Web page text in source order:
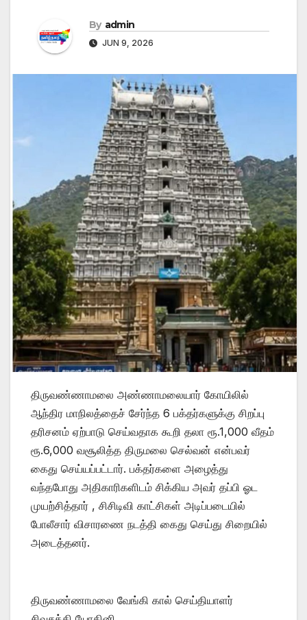
By admin
JUN 9, 2026
திருவண்ணாமலை அண்ணாமலையார் கோயிலில்
ஆந்திர மாநிலத்தைச் சேர்ந்த 6 பக்தர்களுக்கு சிறப்பு
தரிசனம் ஏற்பாடு செய்வதாக கூறி தலா ரூ.1,000 வீதம்
ரூ.6,000 வசூலித்த திருமலை செல்வன் என்பவர்
கைது செய்யப்பட்டார். பக்தர்களை அழைத்து
வந்தபோது அதிகாரிகளிடம் சிக்கிய அவர் தப்பி ஓட
முயற்சித்தார் , சிசிடிவி காட்சிகள் அடிப்படையில்
போலீசார் விசாரணை நடத்தி கைது செய்து சிறையில்
அடைத்தனர்.
திருவண்ணாமலை வேங்கி கால் செய்தியாளர்